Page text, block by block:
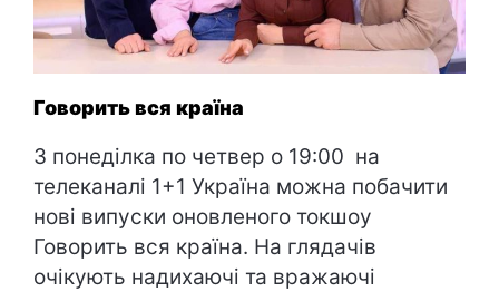
Говорить вся країна
З понеділка по четвер о 19:00 на
телеканалі 1+1 Україна можна побачити
нові випуски оновленого токшоу
Говорить вся країна. На глядачів
очікують надихаючі та вражаючі